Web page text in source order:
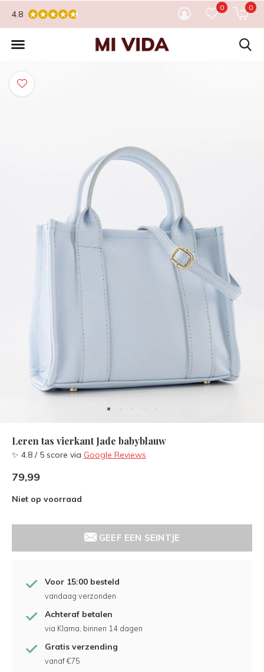
0 0
4.8
Leren tas vierkant Jade babyblauw
✨ 4.8 / 5 score via Google Reviews
79,99
Niet op voorraad
GEEF EEN SEINTJE
Voor 15:00 besteld
vandaag verzonden
Achteraf betalen
via Klarna, binnen 14 dagen
Gratis verzending
vanaf €75